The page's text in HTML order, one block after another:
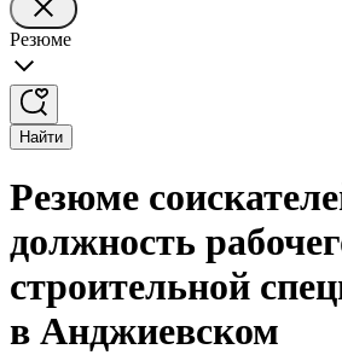
Резюме
Найти
Резюме
должность
строительной
в Анджиевском